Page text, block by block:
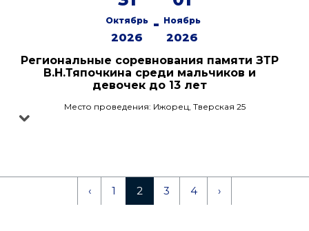
Октябрь
2026
- Ноябрь
2026
Региональные соревнования памяти ЗТР
В.Н.Тяпочкина среди мальчиков и
девочек до 13 лет
Место проведения: Ижорец, Тверская 25
‹ 1 2 3 4 ›